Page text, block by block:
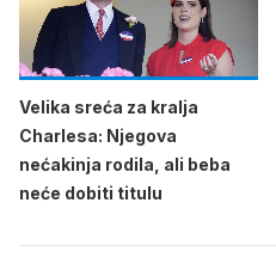
Velika sreća za kralja
Charlesa: Njegova
nećakinja rodila, ali beba
neće dobiti titulu